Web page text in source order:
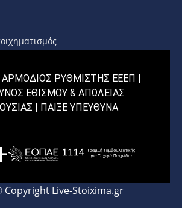
ΑΡΜΟΔΙΟΣ ΡΥΘΜΙΣΤΗΣ ΕΕΕΠ |
ΕΘΙΣΜΟΥ & ΑΠΩΛΕΙΑΣ
| ΠΑΙΞΕ ΥΠΕΥΘΥΝΑ
Copyright Live-Stoixima.gr